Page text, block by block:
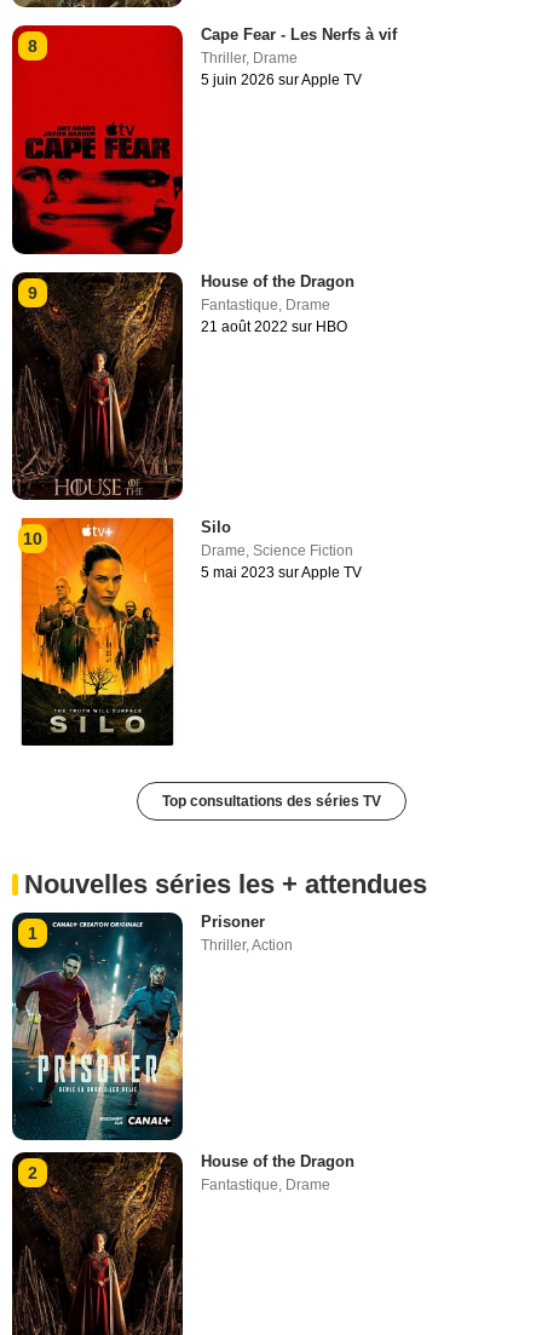
8
Cape Fear - Les Nerfs à vif
Thriller, Drame
5 juin 2026 sur Apple TV
9
House of the Dragon
Fantastique Drame
21 août 2022 sur HBO
10
Silo
Drame,Science Fiction
5 mai 2023 sur Apple TV
Top consultations des séries TV
Nouvelles séries les + attendues
1
Prisoner
Thriller,Action
2
House of the Dragon
Fantastique, Drame